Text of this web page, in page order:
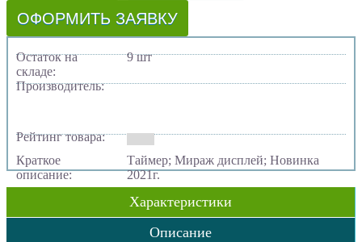
ОФОРМИТЬ ЗАЯВКУ
Остаток на
складе:
9 шт
Производитель:
Рейтинг товара:
Краткое
описание:
Таймер; Мираж дисплей; Новинка
2021г.
Характеристики
Описание